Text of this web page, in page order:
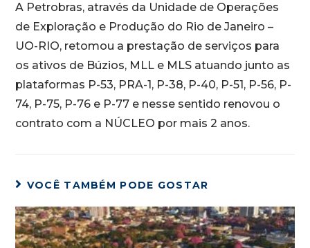
A Petrobras, através da Unidade de Operações
de Exploração e Produção do Rio de Janeiro –
UO-RIO, retomou a prestação de serviços para
os ativos de Búzios, MLL e MLS atuando junto as
plataformas P-53, PRA-1, P-38, P-40, P-51, P-56, P-
74, P-75, P-76 e P-77 e nesse sentido renovou o
contrato com a NÚCLEO por mais 2 anos.
VOCÊ TAMBÉM PODE GOSTAR